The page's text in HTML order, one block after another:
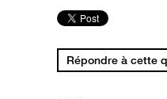
Répondre à cette